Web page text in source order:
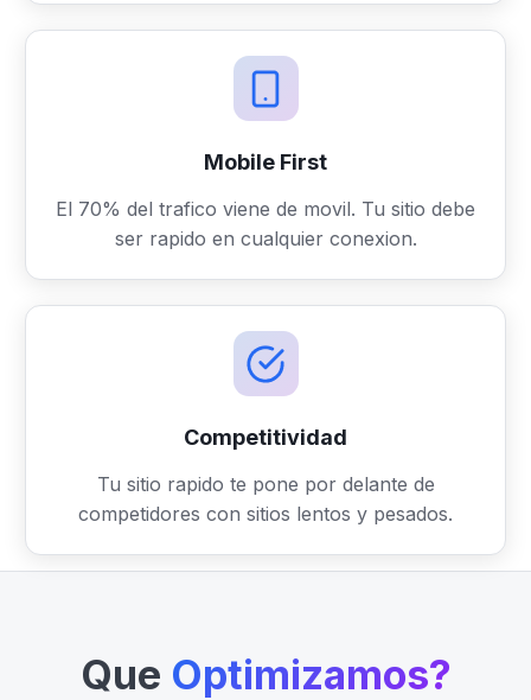
Mobile First
El 70% del trafico viene de movil. Tu sitio debe
ser rapido en cualquier conexion.
Competitividad
Tu sitio rapido te pone por delante de
competidores con sitios lentos y pesados.
Que Optimizamos?